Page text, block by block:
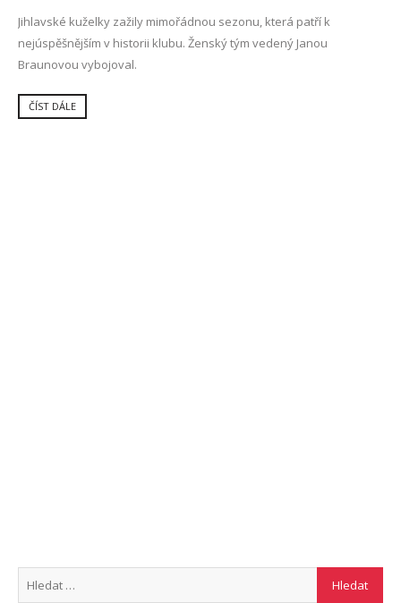
Jihlavské kuželky zažily mimořádnou sezonu, která patří k
nejúspěšnějším v historii klubu. Ženský tým vedený Janou
Braunovou vybojoval.
ČÍST DÁLE